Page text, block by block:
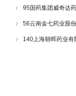
气喷射筛一套
95国药集团威奇达
喷射筛一套
56云南金七药业股
射筛一套
140上海朝晖药业